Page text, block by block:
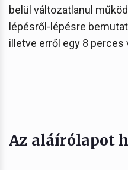
belül változatlanul
lépésről-lépésre
illetve erről egy 8
Az aláírólapot